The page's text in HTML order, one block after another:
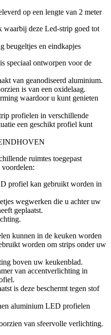
op een lengte van 2 meter
waarbij deze Led-strip goed tot
beugeltjes en eindkapjes
speciaal ontworpen voor de
van geanodiseerd aluminium.
is van een oxidelaag.
waardoor u kunt genieten
profielen in verschillende
een geschikt profiel kunt
ruimtes toegepast
profiel kan gebruikt worden in
wegwerken die u achter uw
geplaatst.
kunnen in de keuken worden
worden om strips onder uw
boven uw keukenblad.
van accentverlichting in
is deze beschermt tegen stof
aluminium LED profielen
van sfeervolle verlichting.